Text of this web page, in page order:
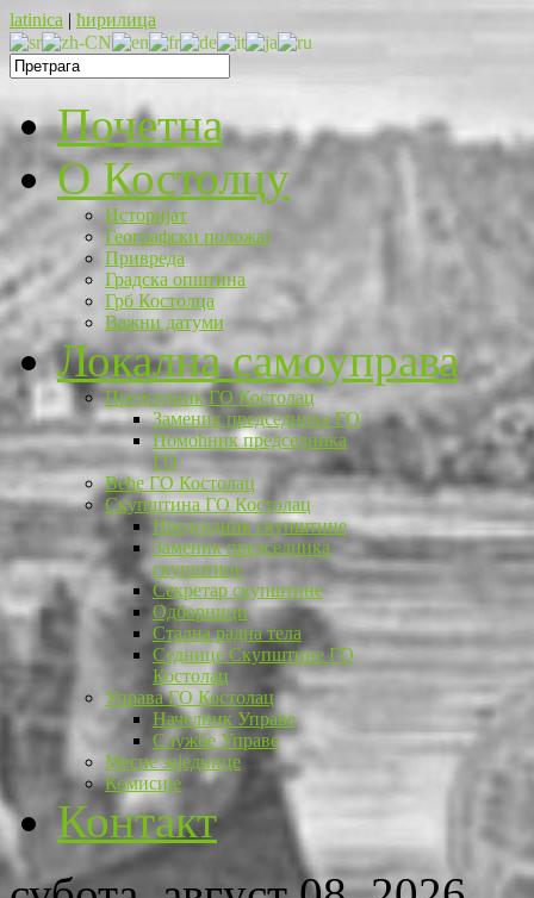
latinica | ћирилица
Почетна
O Костолцу
Историјат
Географски положај
Привреда
Градска општина
Грб Костолца
Важни датуми
Локална самоуправа
Председник ГО Костолац
Заменик председника ГО
Помоћник председника
ГО
Веће ГО Костолац
Скупштина ГО Костолац
Председник скупштине
Заменик председника
скупштине
Секретар скупштине
Одборници
Стална радна тела
Седнице Скупштине ГО
Костолац
Управа ГО Костолац
Начелник Управе
Службе Управе
Месне заједнице
Комисије
Контакт